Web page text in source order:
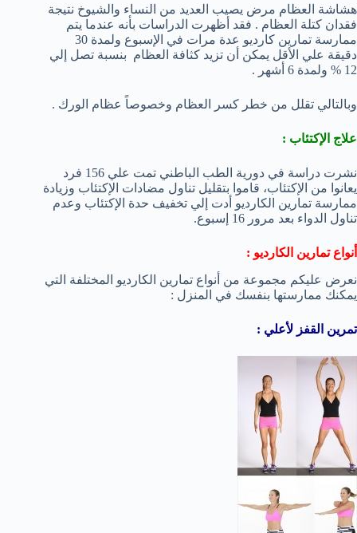
هشاشة العظام مرض يصيب العديد من النساء والشيوخ نتيجة
فقدان كتلة العظام . فقد أظهرت الدراسات بأنه عندما يتم
ممارسة تمارين كارديو عدة مرات في الإسبوع ولمدة 30
دقيقة علي الأقل يمكن أن تزيد كثافة العظام بنسبة تصل إلي
12 % ولمدة 6 أشهر .
وبالتالي تقلل من خطر كسر العظام وخصوصاً عظام الورك .
علاج الإكتئاب :
نشرت دراسة في دورية الطب الباطني تمت علي 156 فرد
يعانوا من الإكتئاب، قاموا بتقليل تناول مضادات الإكتئاب وزيادة
ممارسة تمارين الكارديو أدت إلي تخفيف حدة الإكتئاب وعدم
تناول الدواء بعد مرور 16 إسبوع.
أنواع تمارين الكارديو :
نعرض عليكم مجموعة من أنواع تمارين الكارديو المختلفة التي
يمكنك ممارستها بنفسك في المنزل :
تمرين القفز لأعلي :